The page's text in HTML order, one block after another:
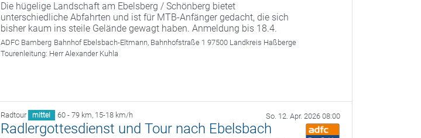
Die hügelige Landschaft am Ebelsberg / Schönberg bietet
unterschiedliche Abfahrten und ist für MTB-Anfänger gedacht, die sich
bisher kaum ins steile Gelände gewagt haben. Anmeldung bis 18.4.
ADFC Bamberg Bahnhof Ebelsbach-Eltmann, Bahnhofstraße 1 97500 Landkreis Haßberge
Tourenleitung: Herr Alexander Kuhla
Radtour mittel 60 - 79 km, 15-18 km/h So. 12. Apr. 2026 08:00
Radlergottesdienst und Tour nach Ebelsbach